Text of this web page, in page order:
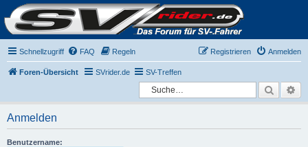
Schnellzugriff FAQ Regeln Anmelden
Registrieren
Foren-Übersicht SVrider.de SV-Treffen
Suche
Anmelden
Benutzername: